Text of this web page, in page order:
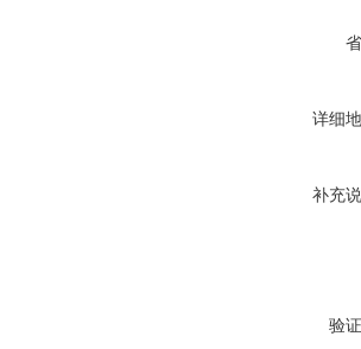
详细
补充
验